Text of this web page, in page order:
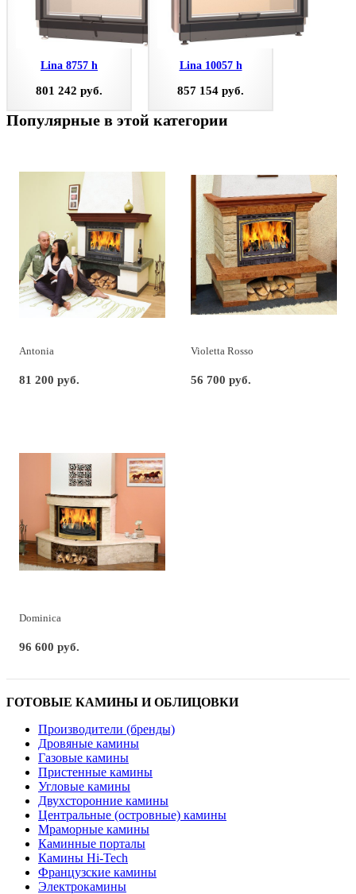
Lina 8757 h
801 242 руб.
Lina 10057 h
857 154 руб.
Популярные в этой категории
Antonia
81 200 руб.
Violetta Rosso
56 700 руб.
Dominica
96 600 руб.
ГОТОВЫЕ КАМИНЫ И ОБЛИЦОВКИ
Производители (бренды)
Дровяные камины
Газовые камины
Пристенные камины
Угловые камины
Двухсторонние камины
Центральные (островные) камины
Мраморные камины
Каминные порталы
Камины Hi-Tech
Французские камины
Электрокамины